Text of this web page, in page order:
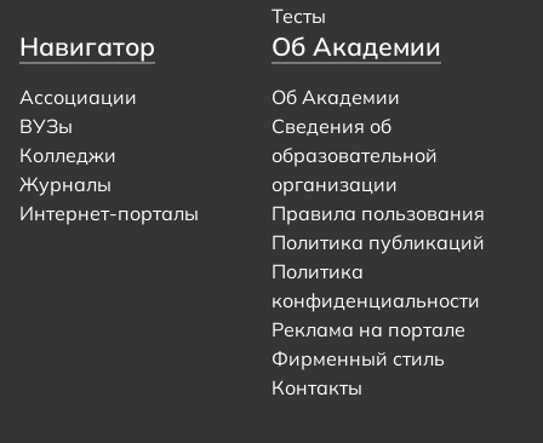
Тесты
Навигатор
Ассоциации
ВУЗы
Колледжи
Журналы
Интернет-порталы
Об Академии
Об Академии
Сведения об
образовательной
организации
Правила пользования
Политика публикаций
Политика
конфиденциальности
Реклама на портале
Фирменный стиль
Контакты